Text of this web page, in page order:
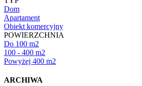
Dom
Apartament
Obiekt komercyjny
POWIERZCHNIA
Do 100 m2
100 - 400 m2
Powyżej 400 m2
ARCHIWA